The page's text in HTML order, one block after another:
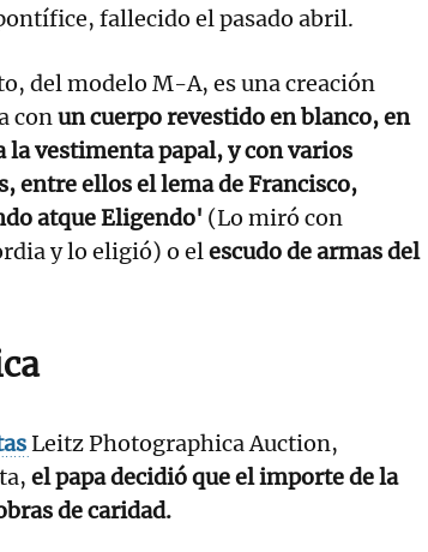
fallecido el pasado abril.
del modelo M-A, es una creación
conun cuerpo revestido en blanco, en
la vestimenta papal, y con varios
entre ellos el lema de Francisco,
atque Eligendo' (Lo miró con
y lo eligió) o elescudo de armas del
Leitz Photographica Auction,
el papa decidió que el importe de la
de caridad.